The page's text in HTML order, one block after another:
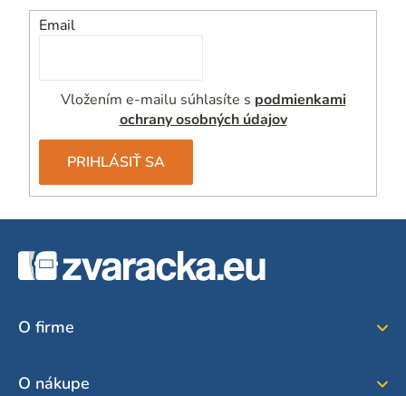
Email
Vložením e-mailu súhlasíte s podmienkami
ochrany osobných údajov
PRIHLÁSIŤ SA
O firme
O nákupe